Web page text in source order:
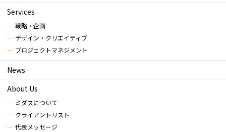
Services
戦略・企画
デザイン・クリエイティブ
プロジェクトマネジメント
News
About Us
ミダスについて
クライアントリスト
代表メッセージ